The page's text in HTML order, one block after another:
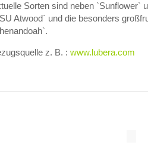
Sorten sind neben `Sunflower`
Atwood` und die besonders
z. B. : www.lubera.com